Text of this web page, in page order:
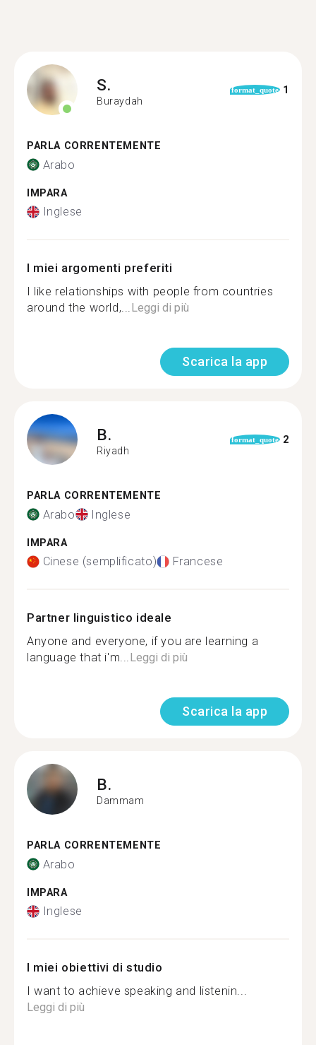
S.
Buraydah
format_quote 1
PARLA CORRENTEMENTE
Arabo
IMPARA
Inglese
I miei argomenti preferiti
I like relationships with people from countries
around the world,...Leggi di più
Scarica la app
B.
Riyadh
format_quote 2
PARLA CORRENTEMENTE
Arabo Inglese
IMPARA
Cinese (semplificato) Francese
Partner linguistico ideale
Anyone and everyone, if you are learning a
language that i'm...Leggi di più
Scarica la app
B.
Dammam
PARLA CORRENTEMENTE
Arabo
IMPARA
Inglese
I miei obiettivi di studio
I want to achieve speaking and listenin...
Leggi di più